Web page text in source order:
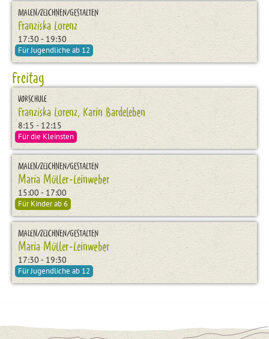
MALEN/ZEICHNEN/GESTALTEN
Franziska Lorenz
17:30 - 19:30
Für Jugendliche ab 12
Freitag
VORSCHULE
Franziska Lorenz, Karin Bardeleben
8:15 - 12:15
Für die Kleinsten
MALEN/ZEICHNEN/GESTALTEN
Maria Müller-Leinweber
15:00 - 17:00
Für Kinder ab 6
MALEN/ZEICHNEN/GESTALTEN
Maria Müller-Leinweber
17:30 - 19:30
Für Jugendliche ab 12